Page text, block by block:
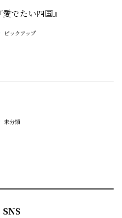
『愛でたい四国』
ピックアップ
未分類
SNS